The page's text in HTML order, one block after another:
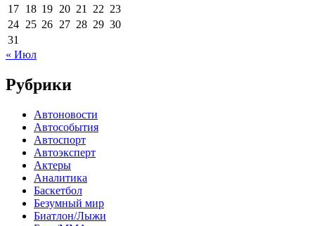
17 18 19 20 21 22 23
24 25 26 27 28 29 30
31
« Июл
Рубрики
Автоновости
Автособытия
Автоспорт
Автоэксперт
Актеры
Аналитика
Баскетбол
Безумный мир
Биатлон/Лыжи